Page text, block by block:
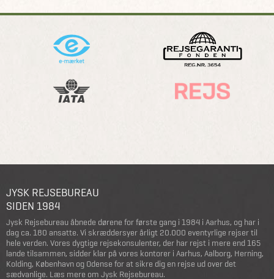
JYSK REJSEBUREAU
SIDEN 1984
Jysk Rejsebureau åbnede dørene for første gang i 1984 i Aarhus, og har i
dag ca. 180 ansatte. Vi skræddersyer årligt 20.000 eventyrlige rejser til
hele verden. Vores dygtige rejsekonsulenter, der har rejst i mere end 165
lande tilsammen, sidder klar på vores kontorer i Aarhus, Aalborg, Herning,
Kolding, København og Odense for at sikre dig en rejse ud over det
sædvanlige. Læs mere om Jysk Rejsebureau.